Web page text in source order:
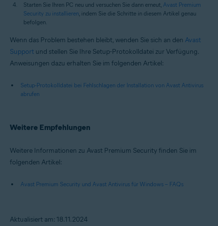
Starten Sie Ihren PC neu und versuchen Sie dann erneut, Avast Premium
Security zu installieren , indem Sie die Schritte in diesem Artikel genau
befolgen.
Wenn das Problem bestehen bleibt, wenden Sie sich an den Avast
Support und stellen Sie Ihre Setup-Protokolldatei zur Verfügung.
Anweisungen dazu erhalten Sie im folgenden Artikel:
Setup-Protokolldatei bei Fehlschlagen der Installation von Avast Antivirus
abrufen
Weitere Empfehlungen
Weitere Informationen zu Avast Premium Security finden Sie im
folgenden Artikel:
Avast Premium Security und Avast Antivirus für Windows – FAQs
Aktualisiert am: 18.11.2024